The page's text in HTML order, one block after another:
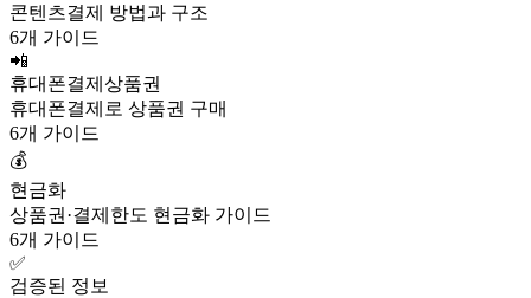
콘텐츠결제 방법과 구조
6개 가이드
📲
휴대폰결제상품권
휴대폰결제로 상품권 구매
6개 가이드
💰
현금화
상품권·결제한도 현금화 가이드
6개 가이드
✅
검증된 정보